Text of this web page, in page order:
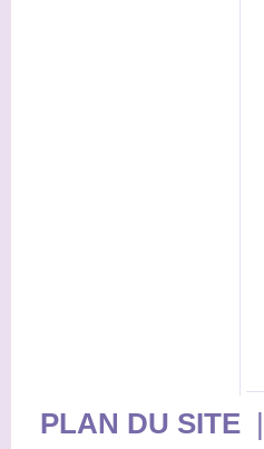
PLAN DU SITE|